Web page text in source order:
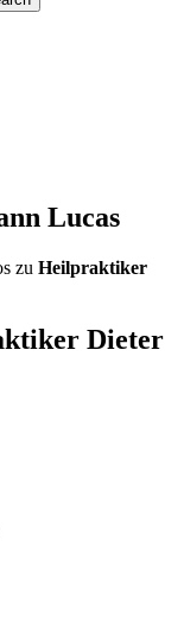
Lucas
zu Heilpraktiker
Dieter